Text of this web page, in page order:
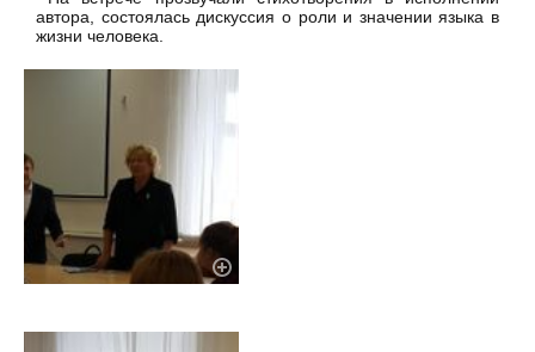
автора, состоялась дискуссия о роли и значении языка в
жизни человека.